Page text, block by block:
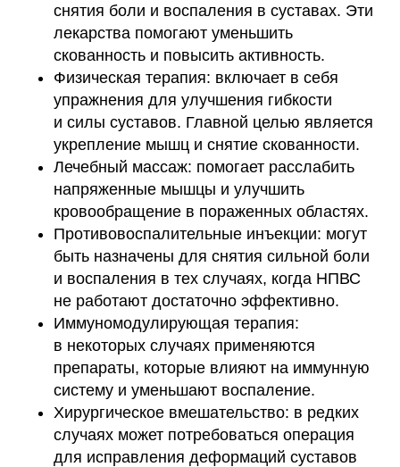
снятия боли и воспаления в суставах. Эти
лекарства помогают уменьшить
скованность и повысить активность.
Физическая терапия: включает в себя
упражнения для улучшения гибкости
и силы суставов. Главной целью является
укрепление мышц и снятие скованности.
Лечебный массаж: помогает расслабить
напряженные мышцы и улучшить
кровообращение в пораженных областях.
Противовоспалительные инъекции: могут
быть назначены для снятия сильной боли
и воспаления в тех случаях, когда НПВС
не работают достаточно эффективно.
Иммуномодулирующая терапия:
в некоторых случаях применяются
препараты, которые влияют на иммунную
систему и уменьшают воспаление.
Хирургическое вмешательство: в редких
случаях может потребоваться операция
для исправления деформаций суставов